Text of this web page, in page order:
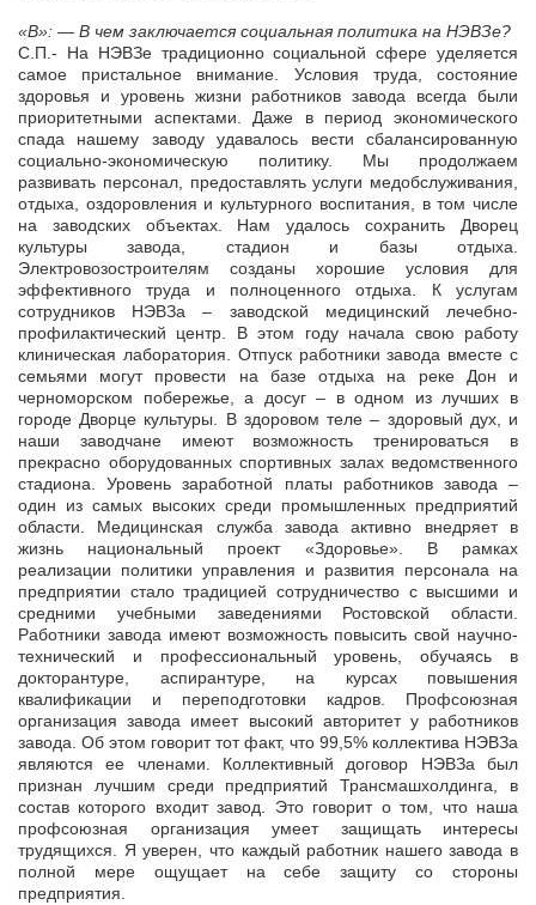
«В»: — В чем заключается социальная политика на НЭВЗе?
С.П.- На НЭВЗе традиционно социальной сфере уделяется
самое пристальное внимание. Условия труда, состояние
здоровья и уровень жизни работников завода всегда были
приоритетными аспектами. Даже в период экономического
спада нашему заводу удавалось вести сбалансированную
социально-экономическую политику. Мы продолжаем
развивать персонал, предоставлять услуги медобслуживания,
отдыха, оздоровления и культурного воспитания, в том числе
на заводских объектах. Нам удалось сохранить Дворец
культуры завода, стадион и базы отдыха.
Электровозостроителям созданы хорошие условия для
эффективного труда и полноценного отдыха. К услугам
сотрудников НЭВЗа – заводской медицинский лечебно-
профилактический центр. В этом году начала свою работу
клиническая лаборатория. Отпуск работники завода вместе с
семьями могут провести на базе отдыха на реке Дон и
черноморском побережье, а досуг – в одном из лучших в
городе Дворце культуры. В здоровом теле – здоровый дух, и
наши заводчане имеют возможность тренироваться в
прекрасно оборудованных спортивных залах ведомственного
стадиона. Уровень заработной платы работников завода –
один из самых высоких среди промышленных предприятий
области. Медицинская служба завода активно внедряет в
жизнь национальный проект «Здоровье». В рамках
реализации политики управления и развития персонала на
предприятии стало традицией сотрудничество с высшими и
средними учебными заведениями Ростовской области.
Работники завода имеют возможность повысить свой научно-
технический и профессиональный уровень, обучаясь в
докторантуре, аспирантуре, на курсах повышения
квалификации и переподготовки кадров. Профсоюзная
организация завода имеет высокий авторитет у работников
завода. Об этом говорит тот факт, что 99,5% коллектива НЭВЗа
являются ее членами. Коллективный договор НЭВЗа был
признан лучшим среди предприятий Трансмашхолдинга, в
состав которого входит завод. Это говорит о том, что наша
профсоюзная организация умеет защищать интересы
трудящихся. Я уверен, что каждый работник нашего завода в
полной мере ощущает на себе защиту со стороны
предприятия.